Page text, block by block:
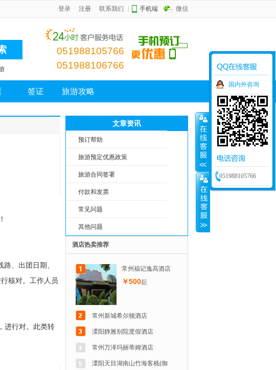
登录 注册 联系我们 手机端 微信
051988105766
051988106766
签证 旅游攻略
国内外咨询
051988105766
、出团日期、
核对。工作人员
进行对。此类转
文章资讯
预订帮助
旅游预定优惠政策
旅游合同签署
付款和发票
常见问题
其他问题
酒店热卖推荐
常州福记逸高酒店
￥500起
常州新城希尔顿酒店
溧阳静雅别院度假酒店
常州万泽玛丽蒂姆酒店
溧阳天目湖南山竹海客栈(御